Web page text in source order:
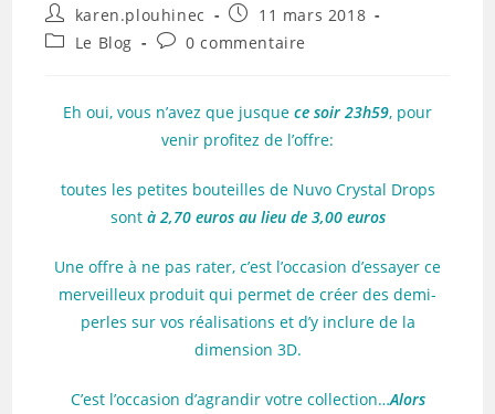
Auteur/autrice
de
la
karen.plouhinec
Publication
publiée :
11 mars 2018
PostLe Blog
Commentaires
publication :
0 commentaire
Eh oui, vous n’avez que jusque ce soir 23h59, pour
venir profitez de l’offre:
toutes les petites bouteilles de Nuvo Crystal Drops
sontà 2,70 euros au lieu de 3,00 euros
Une offre à ne pas rater, c’est l’occasion d’essayer ce
merveilleux produit qui permet de créer des demi-
perles sur vos réalisations et d’y inclure de la
dimension 3D.
C’est l’occasion d’agrandir votre collection…Alors